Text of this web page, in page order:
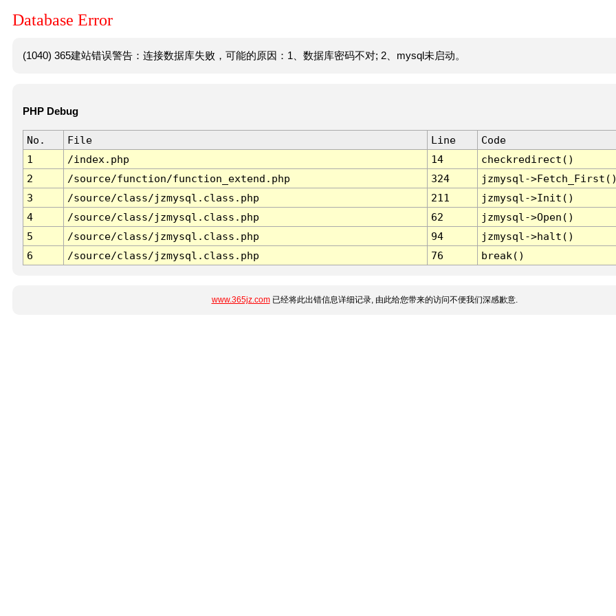
Database Error
(1040) 365建站错误警告：连接数据库失败，可能的原因：1、数据库密码不对; 2、mysql未启动。
PHP Debug
No. File Line
Code
1
/index.php 14
checkredirect()
2
/source/function/function_extend.php 324
jzmysql-
3
/source/class/jzmysql.class.php 211
jzmysql->Init()
4
/source/class/jzmysql.class.php 62
jzmysql->Open()
5
/source/class/jzmysql.class.php 94
jzmysql->halt()
6
/source/class/jzmysql.class.php 76 break()
www.365jz.com已经将此出错信息详细记录, 由此给您带来的访问不便我们深感歉意.